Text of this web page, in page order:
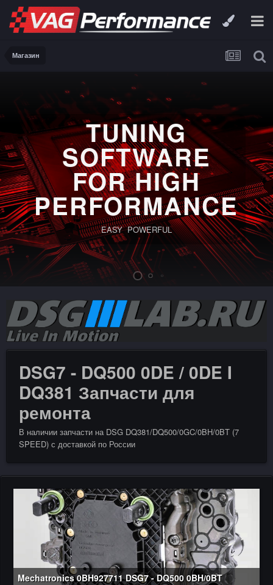
Магазин
TUNING
SOFTWARE
FOR HIGH
PERFORMANCE
EASY POWERFUL
DSG7 - DQ500 0DE / 0DE I
DQ381 Запчасти для
ремонта
В наличии запчасти на DSG DQ381/DQ500/0GC/0BH/0BT (7
SPEED) с доставкой по России
Mechatronics 0BH927711 DSG7 - DQ500 0BH/0BT